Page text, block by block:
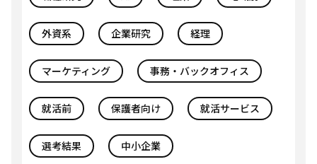
外資系 企業研究 経理
マーケティング 事務・バックオフィス
就活前 保護者向け 就活サービス
選考結果 中小企業